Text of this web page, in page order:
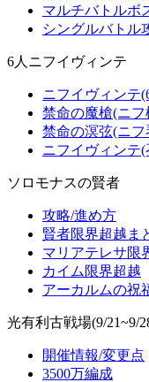
マルチバトルボ
シングルバトル
6人ニフイヴィンテ
ニフイヴィンテ
禁命の魔槍(ニフ
禁命の溟弦(ニフ
ニフイヴィンテ(
ソロモナスの賢者
攻略/進め方
賢者限界超越ま
マリアテレサ限
カイム限界超越
アーカルムの祝
光有利古戦場(9/21~9/
開催情報/変更点
3500万編成